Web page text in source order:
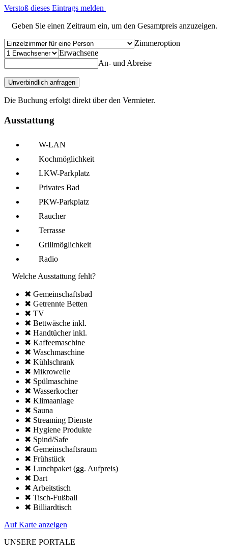
Verstoß dieses Eintrags melden
Geben Sie einen Zeitraum ein, um den Gesamtpreis anzuzeigen.
Zimmeroption
Erwachsene
An- und Abreise
Unverbindlich anfragen
Die Buchung erfolgt direkt über den Vermieter.
Ausstattung
W-LAN
Kochmöglich­keit
LKW-Parkplatz
Privates Bad
PKW-Parkplatz
Raucher
Terrasse
Grillmöglich­keit
Radio
Welche Ausstattung fehlt?
✖ Gemeinschafts­bad
✖ Getrennte Betten
✖ TV
✖ Bettwäsche inkl.
✖ Handtücher inkl.
✖ Kaffee­maschine
✖ Wasch­maschine
✖ Kühl­schrank
✖ Mikro­welle
✖ Spül­maschine
✖ Wasserkocher
✖ Klima­anlage
✖ Sauna
✖ Streaming Dienste
✖ Hygiene Produkte
✖ Spind/Safe
✖ Gemeinschafts­raum
✖ Frühstück
✖ Lunchpaket (gg. Aufpreis)
✖ Dart
✖ Arbeitstisch
✖ Tisch-Fußball
✖ Billiardtisch
Auf Karte anzeigen
UNSERE PORTALE